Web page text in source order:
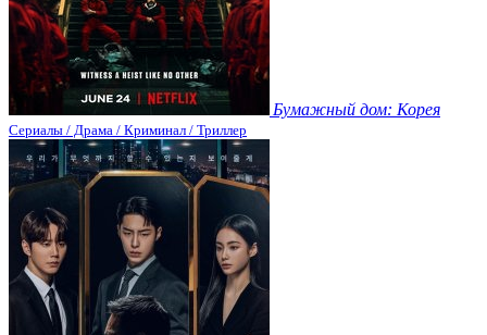
Бумажный дом: Корея
Сериалы / Драма / Криминал / Триллер